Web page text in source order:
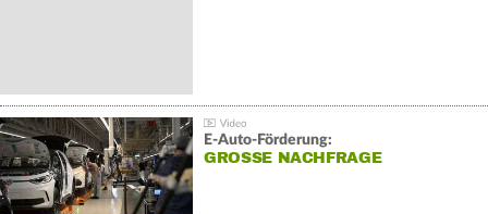
E-Auto-Förderung:
GROSSE NACHFRAGE